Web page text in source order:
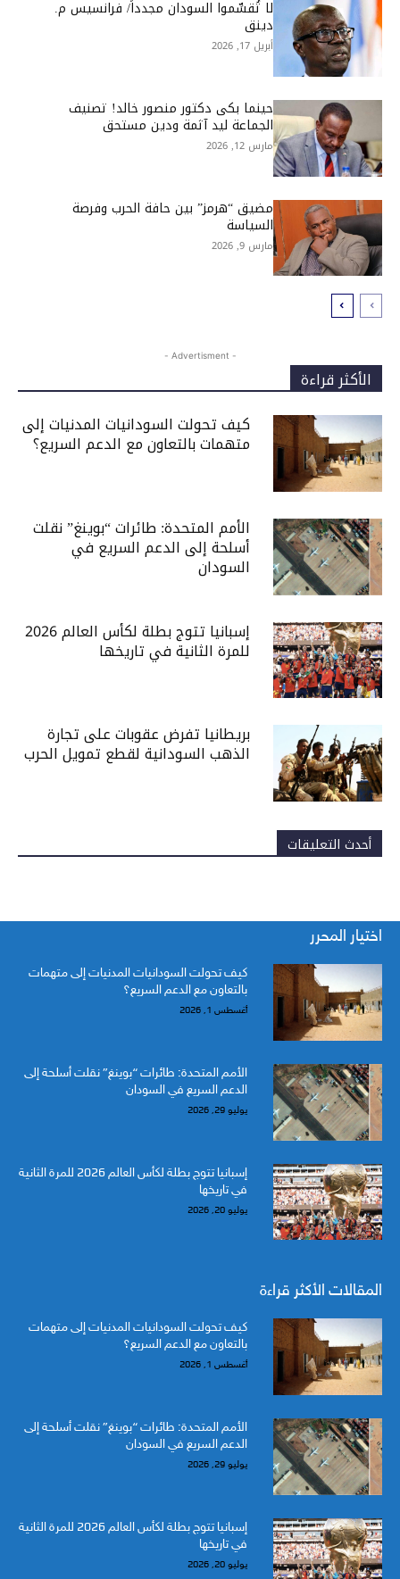
لا تُقسِّموا السودان مجدداً/ فرانسيس م.
دينق
أبريل 17, 2026
حينما بكى دكتور منصور خالد! تصنيف
الجماعة ليد آثمة ودين مستحق
مارس 12, 2026
مضيق “هرمز” بين حافة الحرب وفرصة
السياسة
مارس 9, 2026
- Advertisment -
الأكثر قراءة
كيف تحولت السودانيات المدنيات إلى
متهمات بالتعاون مع الدعم السريع؟
الأمم المتحدة: طائرات “بوينغ” نقلت
أسلحة إلى الدعم السريع في
السودان
إسبانيا تتوج بطلة لكأس العالم 2026
للمرة الثانية في تاريخها
بريطانيا تفرض عقوبات على تجارة
الذهب السودانية لقطع تمويل الحرب
أحدث التعليقات
اختيار المحرر
كيف تحولت السودانيات المدنيات إلى متهمات
بالتعاون مع الدعم السريع؟
أغسطس 1, 2026
الأمم المتحدة: طائرات “بوينغ” نقلت أسلحة إلى
الدعم السريع في السودان
يوليو 29, 2026
إسبانيا تتوج بطلة لكأس العالم 2026 للمرة الثانية
في تاريخها
يوليو 20, 2026
المقالات الأكثر قراءة
كيف تحولت السودانيات المدنيات إلى متهمات
بالتعاون مع الدعم السريع؟
أغسطس 1, 2026
الأمم المتحدة: طائرات “بوينغ” نقلت أسلحة إلى
الدعم السريع في السودان
يوليو 29, 2026
إسبانيا تتوج بطلة لكأس العالم 2026 للمرة الثانية
في تاريخها
يوليو 20, 2026